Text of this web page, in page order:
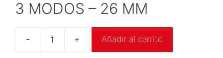
3 MODOS – 26 MM
-
Milwaukee
+ Añadir al carrito